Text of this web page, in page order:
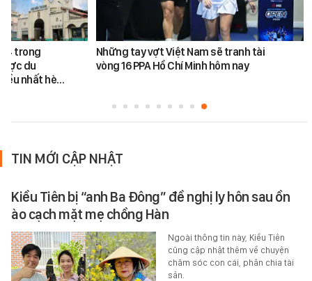
4 trong
du
nhất hè…
Những tay vợt Việt Nam sẽ tranh tài
vòng 16 PPA Hồ Chí Minh hôm nay
TIN MỚI CẬP NHẬT
Kiều Tiên bị “anh Ba Đông” đề nghị ly hôn sau ồn
ào cạch mặt mẹ chồng Hàn
Ngoài thông tin này, Kiều Tiên
cũng cập nhật thêm về chuyện
chăm sóc con cái, phân chia tài
sản.